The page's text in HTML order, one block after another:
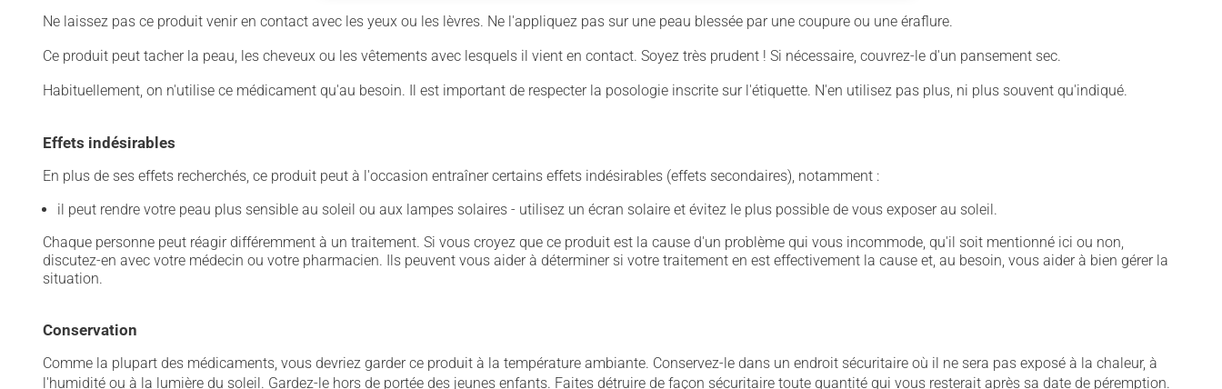
Ne laissez pas ce produit venir en contact avec les yeux ou les lèvres. Ne l'appliquez pas sur une peau blessée par une coupure ou une éraflure.
Ce produit peut tacher la peau, les cheveux ou les vêtements avec lesquels il vient en contact. Soyez très prudent ! Si nécessaire, couvrez-le d'un pansement sec.
Habituellement, on n'utilise ce médicament qu'au besoin. Il est important de respecter la posologie inscrite sur l'étiquette. N'en utilisez pas plus, ni plus souvent qu'indiqué.
Effets indésirables
En plus de ses effets recherchés, ce produit peut à l'occasion entraîner certains effets indésirables (effets secondaires), notamment :
il peut rendre votre peau plus sensible au soleil ou aux lampes solaires - utilisez un écran solaire et évitez le plus possible de vous exposer au soleil.
Chaque personne peut réagir différemment à un traitement. Si vous croyez que ce produit est la cause d'un problème qui vous incommode, qu'il soit mentionné ici ou non,
discutez-en avec votre médecin ou votre pharmacien. Ils peuvent vous aider à déterminer si votre traitement en est effectivement la cause et, au besoin, vous aider à bien gérer la
situation.
Conservation
Comme la plupart des médicaments, vous devriez garder ce produit à la température ambiante. Conservez-le dans un endroit sécuritaire où il ne sera pas exposé à la chaleur, à
l'humidité ou à la lumière du soleil. Gardez-le hors de portée des jeunes enfants. Faites détruire de façon sécuritaire toute quantité qui vous resterait après sa date de péremption.